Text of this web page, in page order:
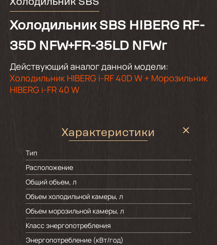
Холодильник SBS
Холодильник SBS HIBERG RF-
35D NFW+FR-35LD NFWr
Действующий аналог данной модели:
Холодильник HIBERG i-RF 40D W + Морозильник
HIBERG i-FR 40 W
Характеристики
Тип
Расположение
Общий объем, л
Объем холодильной камеры, л
Объем морозильной камеры, л
Класс энергопотребления
Энергопотребление (кВт/год)